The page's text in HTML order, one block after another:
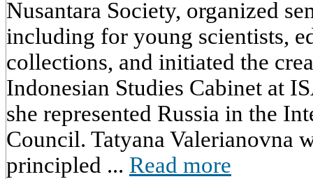
Nusantara Society, organized
including for young scientists,
collections, and initiated the
Indonesian Studies Cabinet at
she represented Russia in the
Council. Tatyana Valerianovna
principled ... Read more